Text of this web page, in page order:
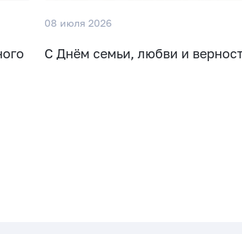
08 июля 2026
С Днём семьи, любви и